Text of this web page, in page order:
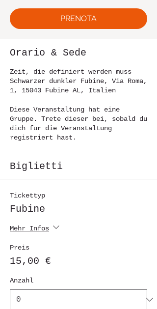
PRENOTA
Orario & Sede
Zeit, die definiert werden muss
Schwarzer dunkler Fubine, Via Roma,
1, 15043 Fubine AL, Italien
Diese Veranstaltung hat eine
Gruppe. Trete dieser bei, sobald du
dich für die Veranstaltung
registriert hast.
Biglietti
Tickettyp
Fubine
Mehr Infos
Preis
15,00 €
Anzahl